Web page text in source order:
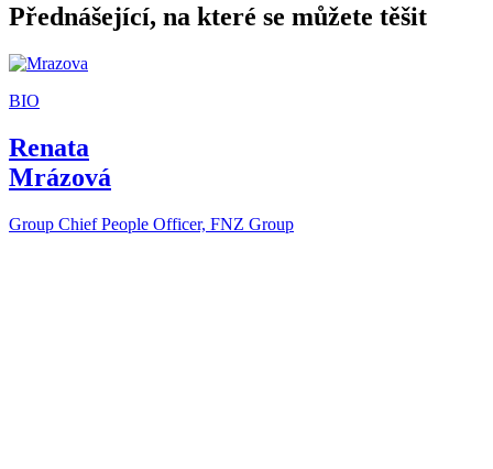
Přednášející, na které se můžete těšit
BIO
Renata
Mrázová
Group Chief People Officer, FNZ Group